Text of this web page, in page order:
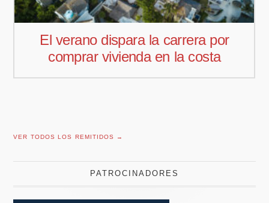
Pedro Aguiar nuevo responsable
comercial para Offcoustic Iberia
VER TODOS LOS REMITIDOS →
PATROCINADORES